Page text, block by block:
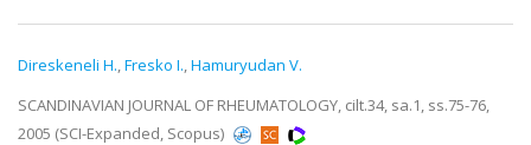
Direskeneli H.,Fresko I.,Hamuryudan V.
SCANDINAVIAN JOURNAL OF RHEUMATOLOGY, cilt.34, sa.1, ss.75-76,
2005 (SCI-Expanded, Scopus)